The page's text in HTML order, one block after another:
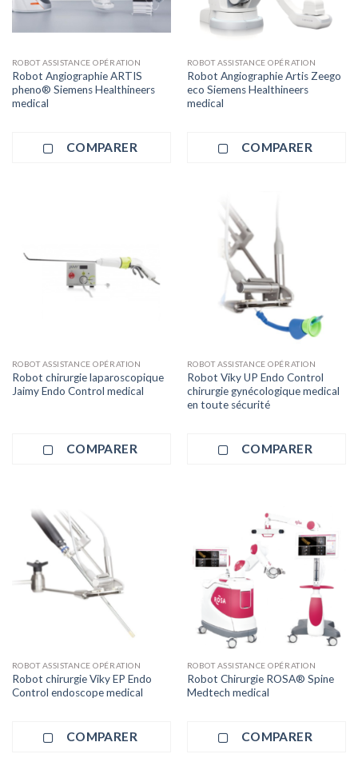
ROBOT ASSISTANCE OPÉRATION
Robot Angiographie ARTIS
pheno® Siemens Healthineers
medical
COMPARER
ROBOT ASSISTANCE OPÉRATION
Robot Angiographie Artis Zeego
eco Siemens Healthineers
medical
COMPARER
ROBOT ASSISTANCE OPÉRATION
Robot chirurgie laparoscopique
Jaimy Endo Control medical
COMPARER
ROBOT ASSISTANCE OPÉRATION
Robot Viky UP Endo Control
chirurgie gynécologique medical
en toute sécurité
COMPARER
ROBOT ASSISTANCE OPÉRATION
Robot chirurgie Viky EP Endo
Control endoscope medical
COMPARER
ROBOT ASSISTANCE OPÉRATION
Robot Chirurgie ROSA® Spine
Medtech medical
COMPARER